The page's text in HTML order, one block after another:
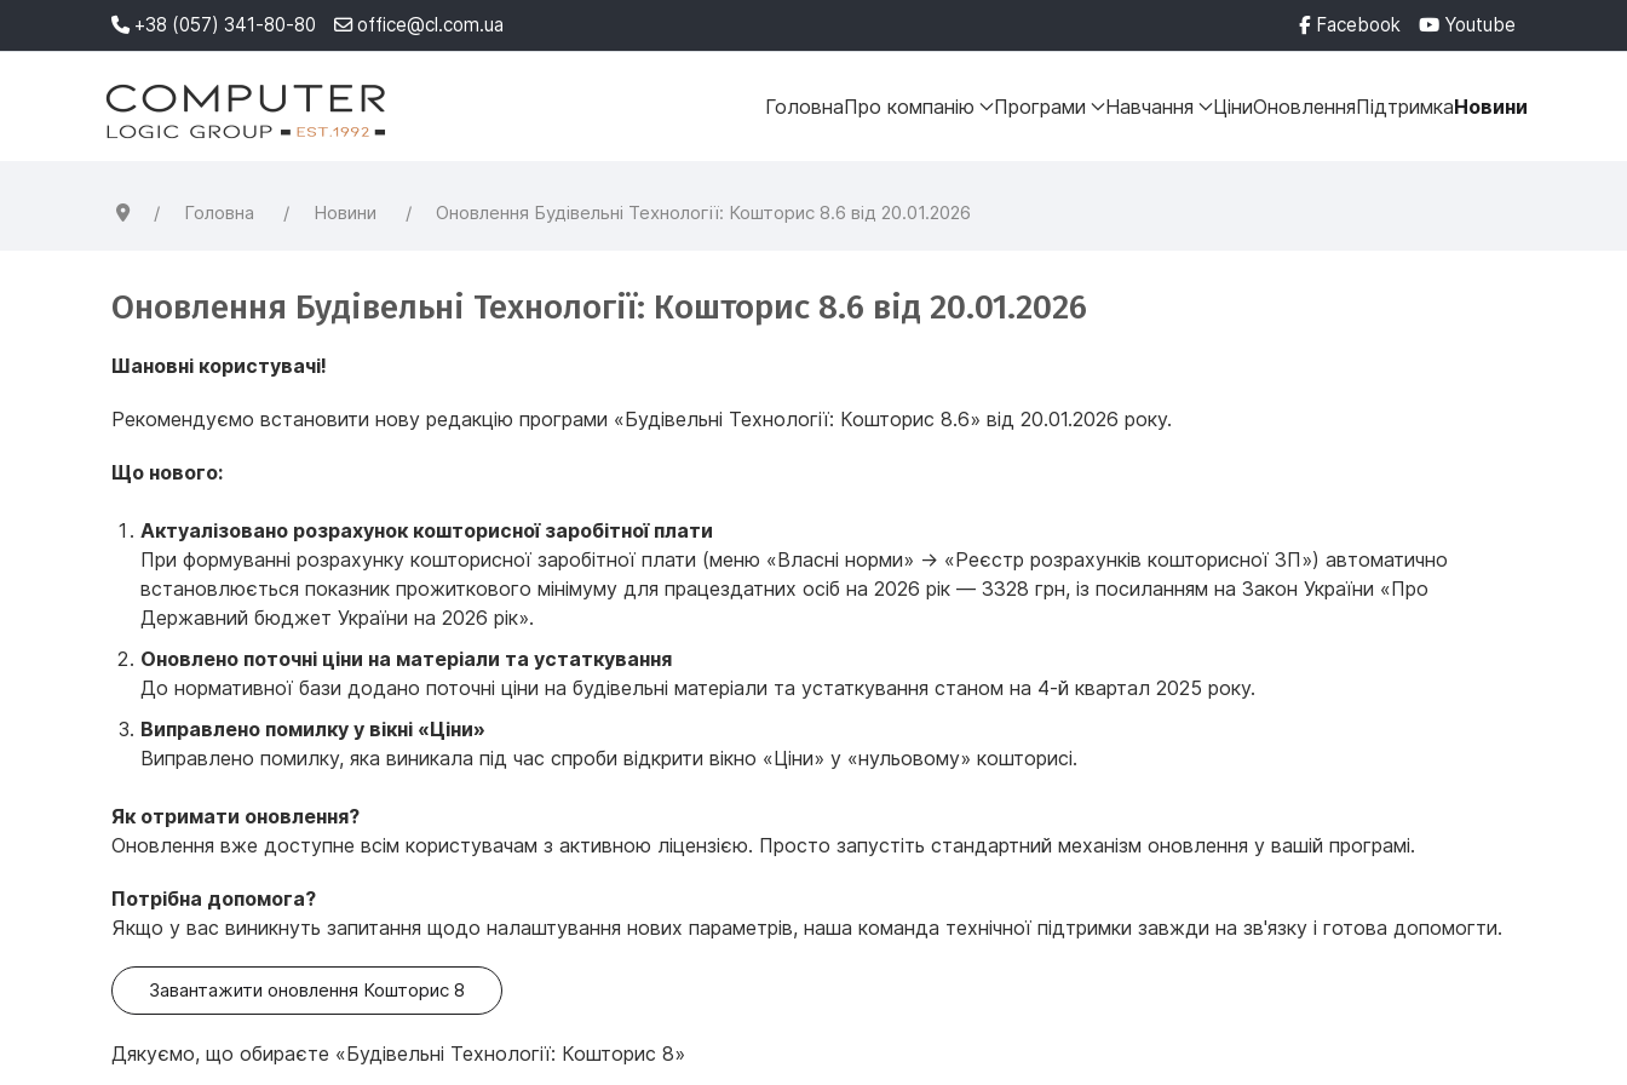
+38 (057) 341-80-80 office@cl.com.ua Facebook Youtube
ГоловнаПро компанію Програми Навчання ЦіниОновленняПідтримкаНовини
Головна Новини Оновлення Будівельні Технології: Кошторис 8.6 від 20.01.2026
Оновлення Будівельні Технології: Кошторис 8.6 від 20.01.2026
Шановні користувачі!
Рекомендуємо встановити нову редакцію програми «Будівельні Технології: Кошторис 8.6» від 20.01.2026 року.
Що нового:
Актуалізовано розрахунок кошторисної заробітної плати
При формуванні розрахунку кошторисної заробітної плати (меню «Власні норми» → «Реєстр розрахунків кошторисної ЗП») автоматично
встановлюється показник прожиткового мінімуму для працездатних осіб на 2026 рік — 3328 грн, із посиланням на Закон України «Про
Державний бюджет України на 2026 рік».
Оновлено поточні ціни на матеріали та устаткування
До нормативної бази додано поточні ціни на будівельні матеріали та устаткування станом на 4-й квартал 2025 року.
Виправлено помилку у вікні «Ціни»
Виправлено помилку, яка виникала під час спроби відкрити вікно «Ціни» у «нульовому» кошторисі.
Як отримати оновлення?
Оновлення вже доступне всім користувачам з активною ліцензією. Просто запустіть стандартний механізм оновлення у вашій програмі.
Потрібна допомога?
Якщо у вас виникнуть запитання щодо налаштування нових параметрів, наша команда технічної підтримки завжди на зв'язку і готова допомогти.
Завантажити оновлення Кошторис 8
Дякуємо, що обираєте «Будівельні Технології: Кошторис 8»